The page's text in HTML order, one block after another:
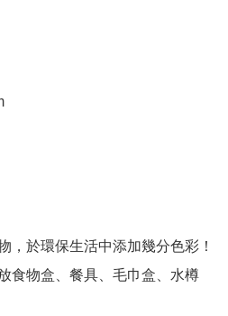
，於環保生活中添加幾分色彩！
食物盒、餐具、毛巾盒、水樽